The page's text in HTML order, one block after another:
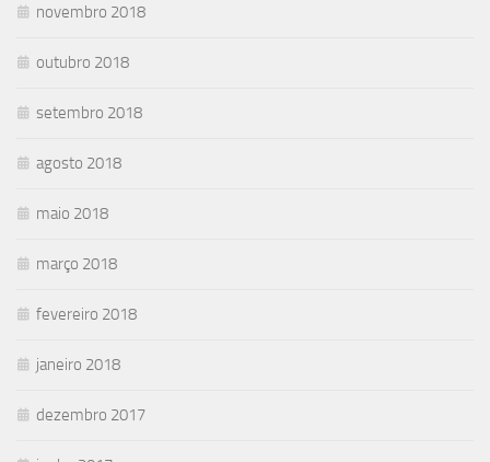
novembro 2018
outubro 2018
setembro 2018
agosto 2018
maio 2018
março 2018
fevereiro 2018
janeiro 2018
dezembro 2017